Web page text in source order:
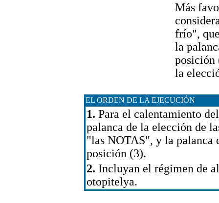
Más
frío",
la
posición
la
EL ORDEN DE LA EJECUCIÓN
1. Para el calentamiento
palanca de la elección de
"las NOTAS", y la palanca
posición (3).
2. Incluyan el régimen de
otopitelya.